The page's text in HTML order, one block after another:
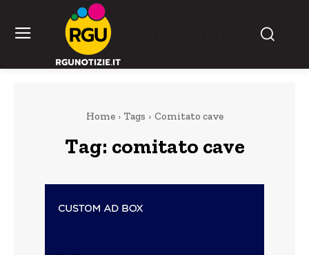
Home Tags Comitato cave
Tag: comitato cave